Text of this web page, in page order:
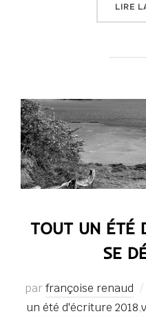
LIRE
TOUT UN ÉTÉ
SE
parfrançoise renaud
un été d'écriture 2018,